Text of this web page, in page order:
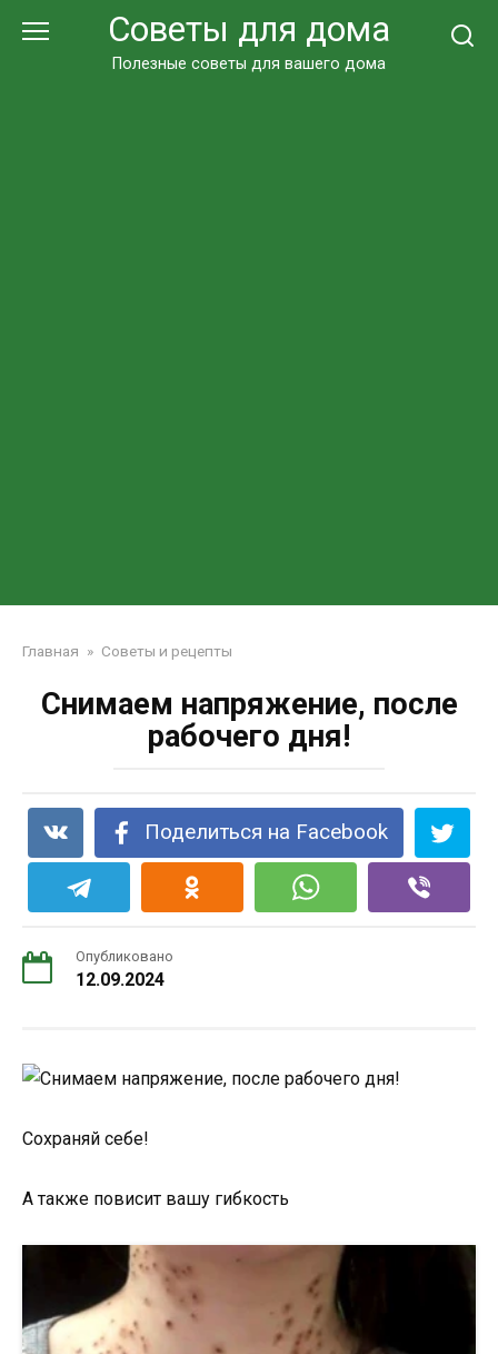
Советы для дома
Полезные советы для вашего дома
Главная » Советы и рецепты
Снимаем напряжение, после
рабочего дня!
Поделиться на Facebook
Опубликовано
12.09.2024
Сохраняй себе!
А также повисит вашу гибкость